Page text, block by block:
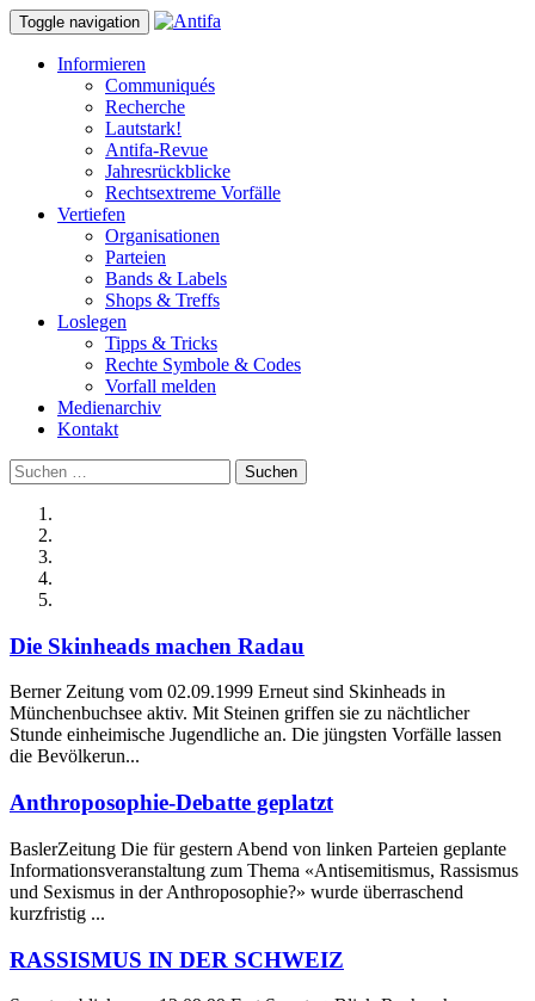
Toggle navigation
Informieren
Communiqués
Recherche
Lautstark!
Antifa-Revue
Jahresrückblicke
Rechtsextreme Vorfälle
Vertiefen
Organisationen
Parteien
Bands & Labels
Shops & Treffs
Loslegen
Tipps & Tricks
Rechte Symbole & Codes
Vorfall melden
Medienarchiv
Kontakt
Suchen
nach:
Die Skinheads machen Radau
Berner Zeitung vom 02.09.1999 Erneut sind Skinheads in
Münchenbuchsee aktiv. Mit Steinen griffen sie zu nächtlicher
Stunde einheimische Jugendliche an. Die jüngsten Vorfälle lassen
die Bevölkerun...
Anthroposophie-Debatte geplatzt
BaslerZeitung Die für gestern Abend von linken Parteien geplante
Informationsveranstaltung zum Thema «Antisemitismus, Rassismus
und Sexismus in der Anthroposophie?» wurde überraschend
kurzfristig ...
RASSISMUS IN DER SCHWEIZ